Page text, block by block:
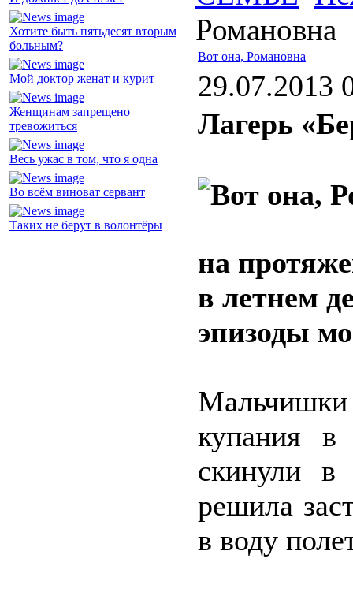
Хотите быть пятьдесят вторым
больным?
Мой доктор женат и курит
Женщинам запрещено
тревожиться
Весь ужас в том, что я одна
Во всём виноват сервант
Таких не берут в волонтёры
Романовна
Вот она, Романовна
29.07.2013
Лагерь
на
в летнем
эпизоды
купания в
скинули
решила
в воду